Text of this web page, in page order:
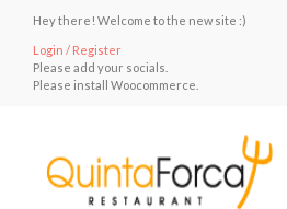
Hey there! Welcome to the new site :)
Login / Register
Please add your socials.
Please install Woocommerce.